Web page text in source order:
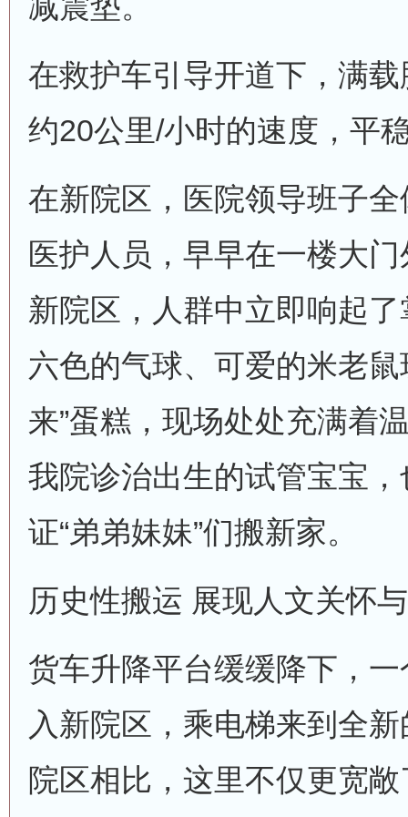
在救护车引导开道下，满
约20公里/小时的速度，平
在新院区，医院领导班子
医护人员，早早在一楼大
新院区，人群中立即响起
六色的气球、可爱的米老
来”蛋糕，现场处处充满着
我院诊治出生的试管宝宝
证“弟弟妹妹”们搬新家。
历史性搬运 展现人文关怀
货车升降平台缓缓降下，
入新院区，乘电梯来到全
院区相比，这里不仅更宽